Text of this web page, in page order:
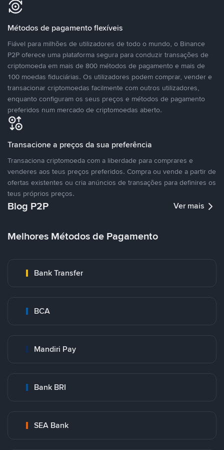
Métodos de pagamento flexíveis
Fiável para milhões de utilizadores de todo o mundo, o Binance
P2P oferece uma plataforma segura para conduzir transações de
criptomoeda em mais de 800 métodos de pagamento e mais de
100 moedas fiduciárias. Os utilizadores podem comprar, vender e
transacionar criptomoedas facilmente com outros utilizadores,
enquanto configuram os seus preços e métodos de pagamento
preferidos num mercado de criptomoedas aberto.
Transacione a preços da sua preferência
Transaciona criptomoeda com a liberdade para comprares e
venderes aos teus preços preferidos. Compra ou vende a partir de
ofertas existentes ou cria anúncios de transações para definires os
teus próprios preços.
Blog P2P Ver mais
Melhores Métodos de Pagamento
Bank Transfer
BCA
Mandiri Pay
Bank BRI
SEA Bank